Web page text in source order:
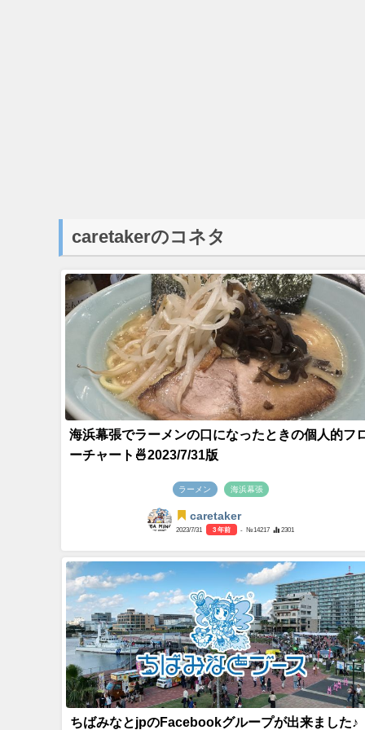
caretakerのコネタ
海浜幕張でラーメンの口になったときの個人的フ
ーチャート🍜2023/7/31版
ラーメン 海浜幕張
caretaker
2023/7/31 3 年前 - №14217 2301
ちばみなとjpのFacebookグループが出来ました♪